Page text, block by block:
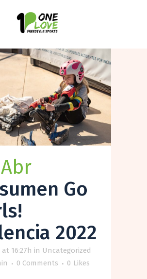
Go
2022
16:27h in Uncategorized
0 Comments 0 Likes